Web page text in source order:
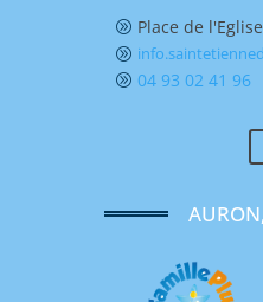
A Place de
A
A 04 93 02 41 96